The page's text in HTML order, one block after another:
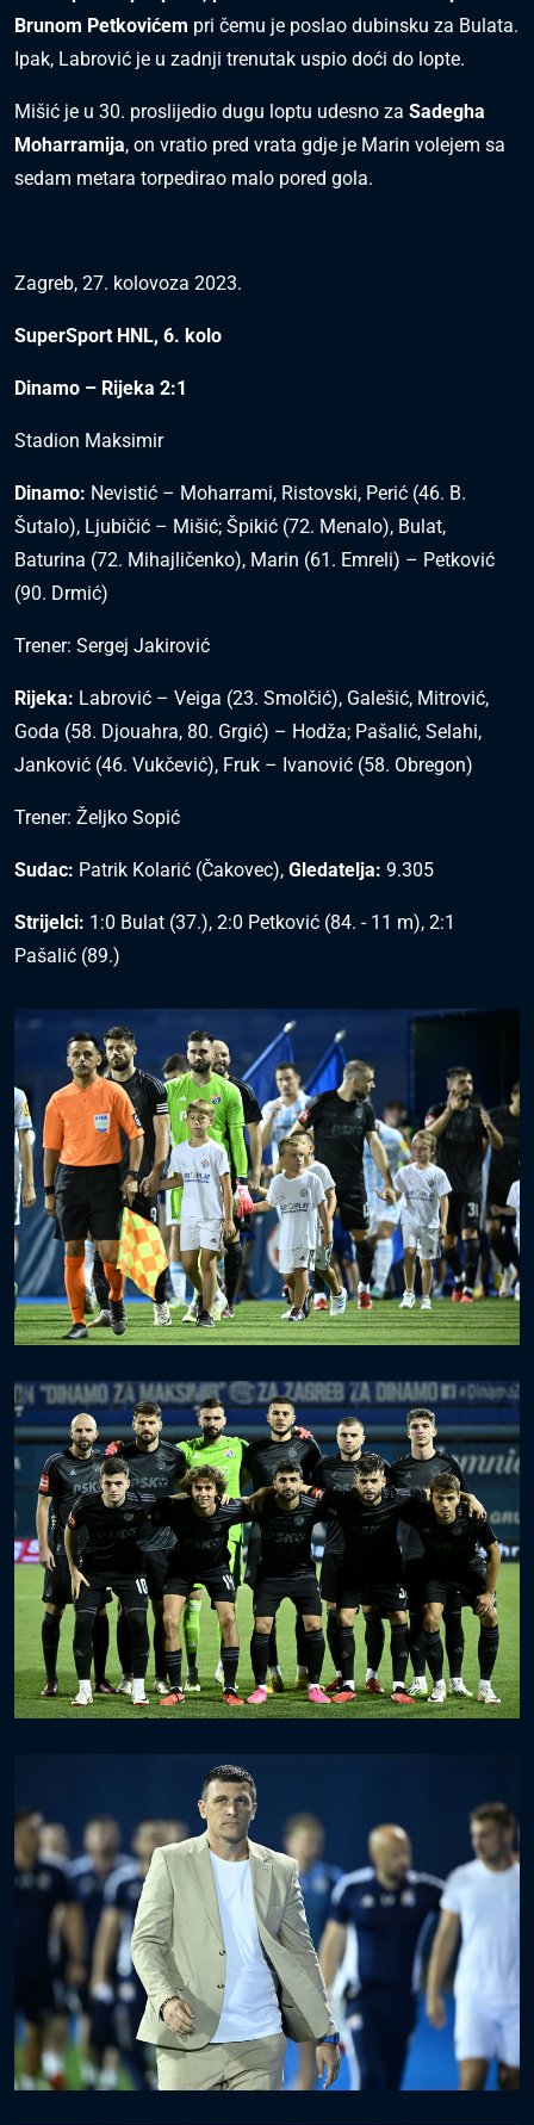
Brunom Petkovićem pri čemu je poslao dubinsku za Bulata.
Ipak, Labrović je u zadnji trenutak uspio doći do lopte.
Mišić je u 30. proslijedio dugu loptu udesno za Sadegha
Moharramija, on vratio pred vrata gdje je Marin volejem sa
sedam metara torpedirao malo pored gola.
Zagreb, 27. kolovoza 2023.
SuperSport HNL, 6. kolo
Dinamo – Rijeka 2:1
Stadion Maksimir
Dinamo: Nevistić – Moharrami, Ristovski, Perić (46. B.
Šutalo), Ljubičić – Mišić; Špikić (72. Menalo), Bulat,
Baturina (72. Mihajličenko), Marin (61. Emreli) – Petković
(90. Drmić)
Trener: Sergej Jakirović
Rijeka: Labrović – Veiga (23. Smolčić), Galešić, Mitrović,
Goda (58. Djouahra, 80. Grgić) – Hodža; Pašalić, Selahi,
Janković (46. Vukčević), Fruk – Ivanović (58. Obregon)
Trener: Željko Sopić
Sudac: Patrik Kolarić (Čakovec), Gledatelja: 9.305
Strijelci: 1:0 Bulat (37.), 2:0 Petković (84. - 11 m), 2:1
Pašalić (89.)